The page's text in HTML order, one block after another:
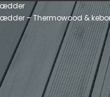
– Thermowood &